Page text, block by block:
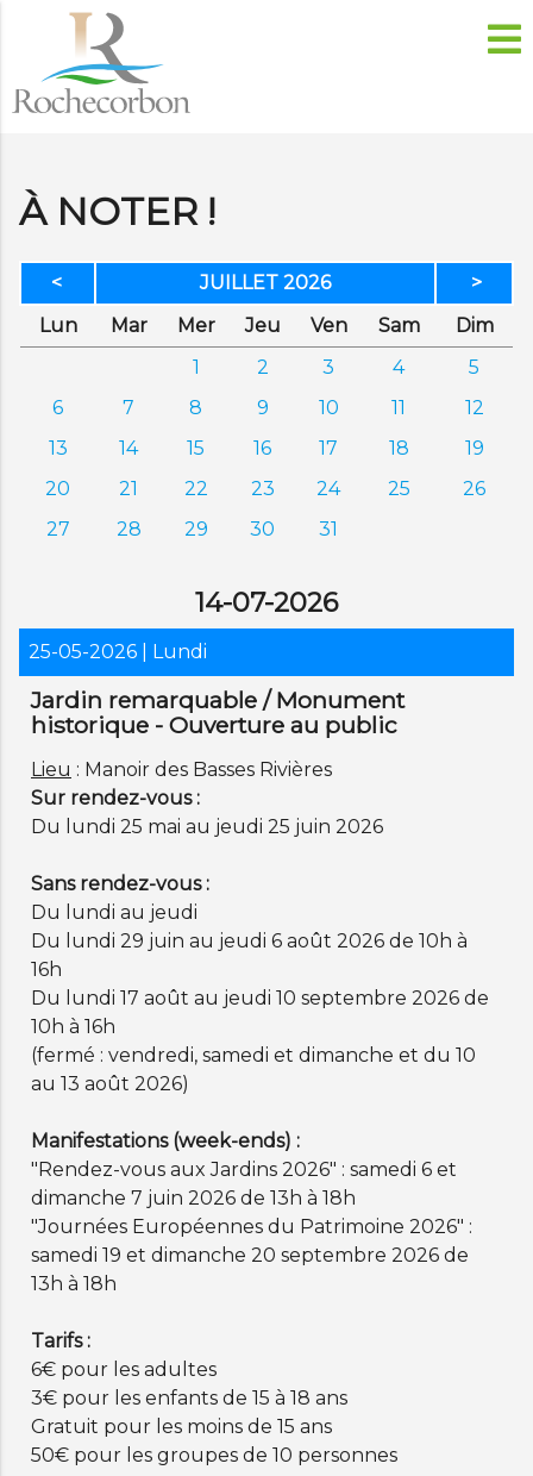
À NOTER !
< JUILLET 2026
>
Lundi Mardi MercrediJeudi VendrediSamedi Dim
1
2 3 4
5
6
7 8 9 10 11
12
13
14 15 16 17 18
19
20
21 22 23 24 25
26
27
28 29 30 31
14-07-2026
25-05-2026 | Lundi
Jardin remarquable / Monument
historique - Ouverture au public
Lieu : Manoir des Basses Rivières
Sur rendez-vous :
Du lundi 25 mai au jeudi 25 juin 2026
Sans rendez-vous :
Du lundi au jeudi
Du lundi 29 juin au jeudi 6 août 2026 de 10h à
16h
Du lundi 17 août au jeudi 10 septembre 2026 de
10h à 16h
(fermé : vendredi, samedi et dimanche et du 10
au 13 août 2026)
Manifestations (week-ends) :
"Rendez-vous aux Jardins 2026" : samedi 6 et
dimanche 7 juin 2026 de 13h à 18h
"Journées Européennes du Patrimoine 2026" :
samedi 19 et dimanche 20 septembre 2026 de
13h à 18h
Tarifs :
6€ pour les adultes
3€ pour les enfants de 15 à 18 ans
Gratuit pour les moins de 15 ans
50€ pour les groupes de 10 personnes